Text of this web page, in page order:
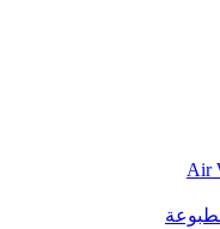
Air